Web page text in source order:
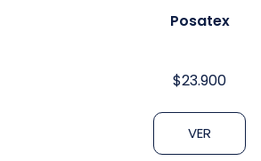
Posatex
$23.900
VER